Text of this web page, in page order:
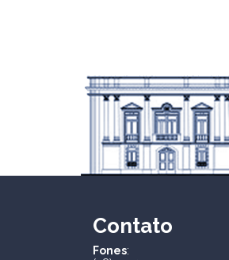
Contato
Fones: